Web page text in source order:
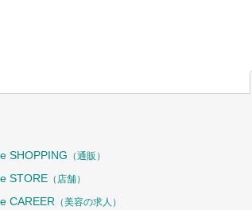
SHOPPING （通販）
STORE （店舗）
CAREER （美容の求人）